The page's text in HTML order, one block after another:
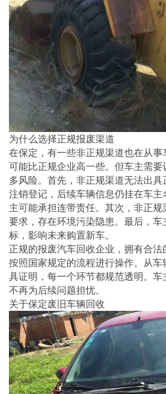
为什么选择正规报废渠道
在保定，有一些非正规渠道也在从
可能比正规企业高一些。但车主需
多风险。首先，非正规渠道无法出
注销登记，后续车辆信息仍挂在车
主可能承担连带责任。其次，非正
要求，存在环境污染隐患。最后，
标，影响未来购置新车。
正规的报废汽车回收企业，拥有合
按照国家规定的流程进行操作。从
具证明，每一个环节都规范透明。车
不再为后续问题担忧。
关于保定废旧车辆回收